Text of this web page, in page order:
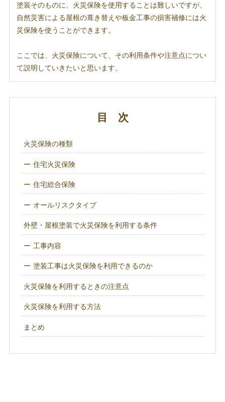
塗装そのものに、火災保険を使用することは難しいですが、
自然災害による屋根の葺き替えや板金工事の損害補修には火
災保険を使うことができます。
ここでは、火災保険について、その利用条件や注意点につい
て説明していきたいと思います。
目 次
火災保険の種類
住宅火災保険
住宅総合保険
オールリスクタイプ
外壁・屋根塗装で火災保険を利用する条件
工事内容
塗装工事は火災保険を利用できるのか
火災保険を利用するときの注意点
火災保険を利用する方法
まとめ